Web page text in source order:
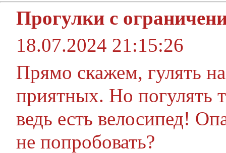
Прогулки с
18.07.2024 21:15:26
Прямо скажем, гулять
приятных. Но погулять
ведь есть велосипед!
не попробовать?